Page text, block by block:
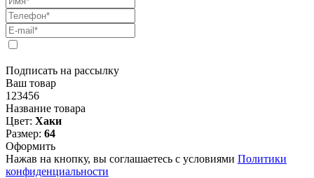
Подписать на рассылку
Ваш товар
123456
Название товара
Цвет: Хаки
Размер: 64
Оформить
Нажав на кнопку, вы соглашаетесь с условиями Политики
конфиденциальности